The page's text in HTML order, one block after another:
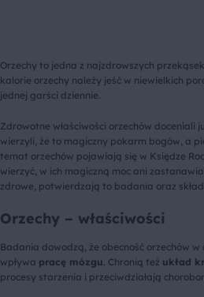
Orzechy to jedna z najzdrowszych
kalorie orzechy należy jeść w niewielkich
jednej garści dziennie.
Zdrowotne właściwości orzechów doceniali
wierzyli, że to magiczny pokarm bogów, a
temat orzechów pojawiają się w Księdze
wierzyć, w ich magiczną moc ani
zdrowe, potwierdzają to badania oraz skład
Orzechy – właściwości
Badania dowodzą, że obecność orzechów
wpływa pracę mózgu . Chronią też układ
procesy starzenia i przeciwdziałają